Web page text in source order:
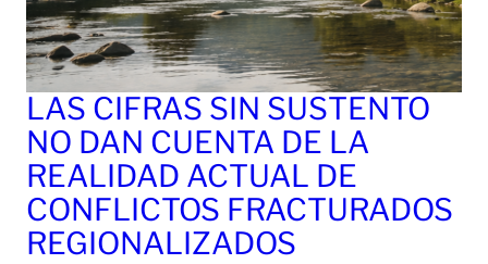
LAS CIFRAS SIN SUSTENTO
NO DAN CUENTA DE LA
REALIDAD ACTUAL DE
CONFLICTOS FRACTURADOS
REGIONALIZADOS